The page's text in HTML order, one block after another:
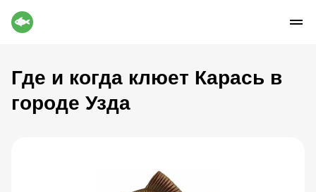
Где и когда клюет Карась в
городе Узда